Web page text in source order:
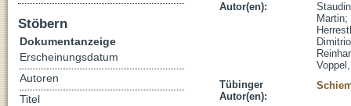
Autor(en):
Martin;
Tübinger
Autor(en):
Stöbern
Dokumentanzeige
Erscheinungsdatum
Autoren
Titel